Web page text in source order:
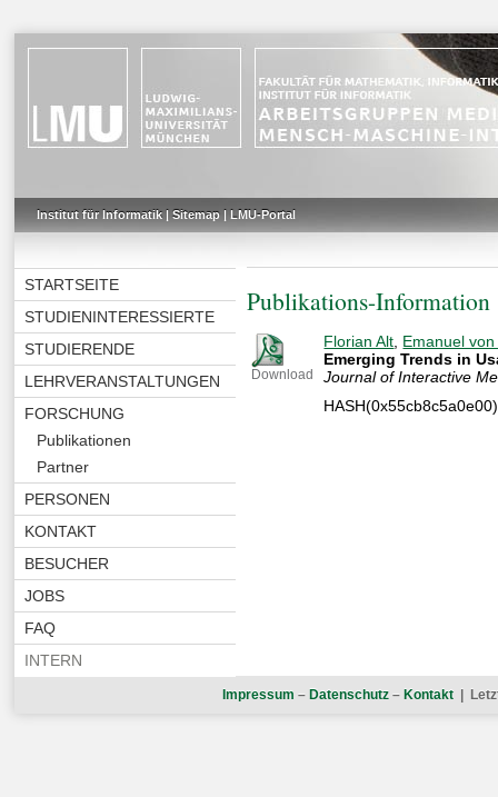
Institut für Informatik| Sitemap| LMU-Portal
STARTSEITE
STUDIENINTERESSIERTE
STUDIERENDE
LEHRVERANSTALTUNGEN
FORSCHUNG
Publikationen
Partner
PERSONEN
KONTAKT
BESUCHER
JOBS
FAQ
INTERN
Publikations-Information
Download
Florian Alt, Emanuel
Emerging Trends in
Journal of Interactive
HASH(0x55cb8c5a0e00)
Impressum – Datenschutz – Kontakt |